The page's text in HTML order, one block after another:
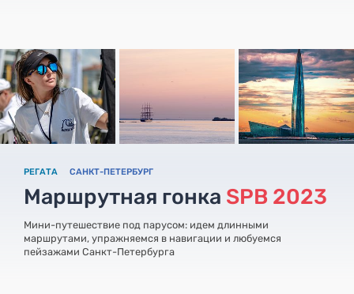
РЕГАТА САНКТ-ПЕТЕРБУРГ
Маршрутная гонка SPB 2023
Мини-путешествие под парусом: идем длинными
маршрутами, упражняемся в навигации и любуемся
пейзажами Санкт-Петербурга